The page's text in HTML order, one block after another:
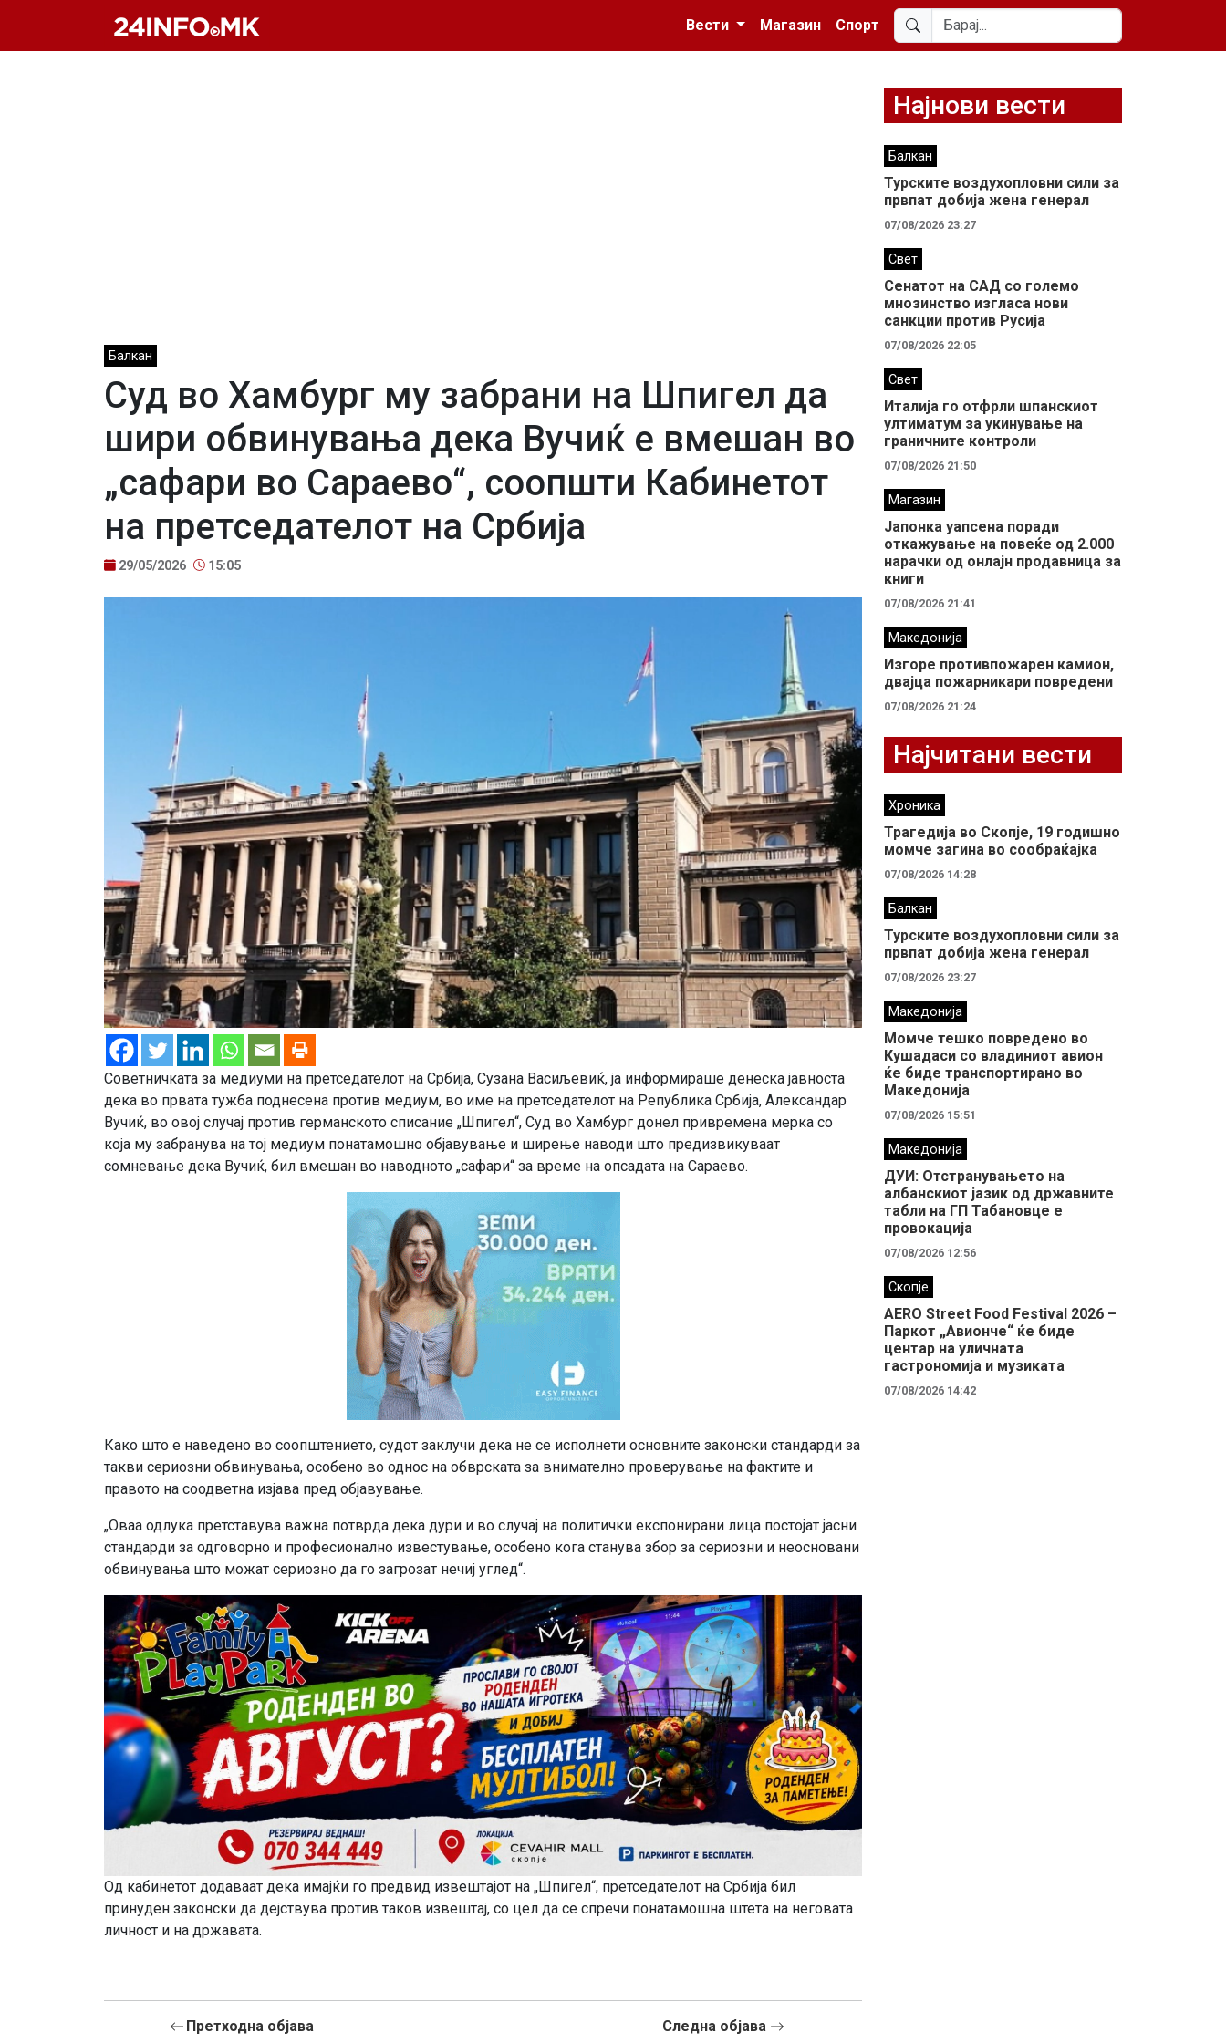
Вести
Магазин Спорт
Балкан
Суд во Хамбург му забрани на Шпигел да
шири обвинувања дека Вучиќ е вмешан во
„сафари во Сараево“, соопшти Кабинетот
на претседателот на Србија
29/05/2026 15:05
Советничката за медиуми на претседателот на Србија, Сузана Васиљевиќ, ја информираше денеска јавноста
дека во првата тужба поднесена против медиум, во име на претседателот на Република Србија, Александар
Вучиќ, во овој случај против германското списание „Шпигел“, Суд во Хамбург донел привремена мерка со
која му забранува на тој медиум понатамошно објавување и ширење наводи што предизвикуваат
сомневање дека Вучиќ, бил вмешан во наводното „сафари“ за време на опсадата на Сараево.
Како што е наведено во соопштението, судот заклучи дека не се исполнети основните законски стандарди за
такви сериозни обвинувања, особено во однос на обврската за внимателно проверување на фактите и
правото на соодветна изјава пред објавување.
„Оваа одлука претставува важна потврда дека дури и во случај на политички експонирани лица постојат јасни
стандарди за одговорно и професионално известување, особено кога станува збор за сериозни и неосновани
обвинувања што можат сериозно да го загрозат нечиј углед“.
Од кабинетот додаваат дека имајќи го предвид извештајот на „Шпигел“, претседателот на Србија бил
принуден законски да дејствува против таков извештај, со цел да се спречи понатамошна штета на неговата
личност и на државата.
Претходна објава Следна објава
Најнови вести
Балкан
Турските воздухопловни сили за
првпат добија жена генерал
07/08/2026 23:27
Свет
Сенатот на САД со големо
мнозинство изгласа нови
санкции против Русија
07/08/2026 22:05
Свет
Италија го отфрли шпанскиот
ултиматум за укинување на
граничните контроли
07/08/2026 21:50
Магазин
Јапонка уапсена поради
откажување на повеќе од 2.000
нарачки од онлајн продавница за
книги
07/08/2026 21:41
Македонија
Изгоре противпожарен камион,
двајца пожарникари повредени
07/08/2026 21:24
Најчитани вести
Хроника
Трагедија во Скопје, 19 годишно
момче загина во сообраќајка
07/08/2026 14:28
Балкан
Турските воздухопловни сили за
првпат добија жена генерал
07/08/2026 23:27
Македонија
Момче тешко повредено во
Кушадаси со владиниот авион
ќе биде транспортирано во
Македонија
07/08/2026 15:51
Македонија
ДУИ: Отстранувањето на
албанскиот јазик од државните
табли на ГП Табановце е
провокација
07/08/2026 12:56
Скопје
AERO Street Food Festival 2026 –
Паркот „Авионче“ ќе биде
центар на уличната
гастрономија и музиката
07/08/2026 14:42